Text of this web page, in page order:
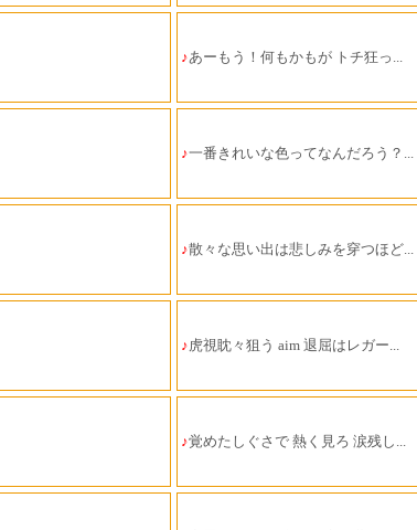
♪あーもう！何もかもが トチ狂っ...
♪一番きれいな色ってなんだろう？...
♪散々な思い出は悲しみを穿つほど...
♪虎視眈々狙う aim 退屈はレガー...
♪覚めたしぐさで 熱く見ろ 涙残し...